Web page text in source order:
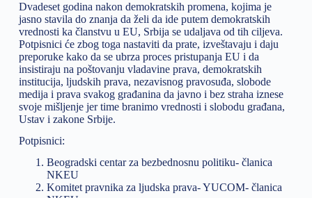
Dvadeset godina nakon demokratskih promena, kojima je
jasno stavila do znanja da želi da ide putem demokratskih
vrednosti ka članstvu u EU, Srbija se udaljava od tih ciljeva.
Potpisnici će zbog toga nastaviti da prate, izveštavaju i daju
preporuke kako da se ubrza proces pristupanja EU i da
insistiraju na poštovanju vladavine prava, demokratskih
institucija, ljudskih prava, nezavisnog pravosuđa, slobode
medija i prava svakog građanina da javno i bez straha iznese
svoje mišljenje jer time branimo vrednosti i slobodu građana,
Ustav i zakone Srbije.
Potpisnici:
Beogradski centar za bezbednosnu politiku- članica
NKEU
Komitet pravnika za ljudska prava- YUCOM- članica